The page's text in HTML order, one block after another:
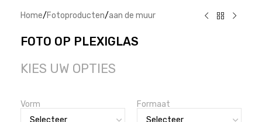
Home/Fotoproducten/aan de muur
FOTO OP PLEXIGLAS
KIES UW OPTIES
Vorm Formaat